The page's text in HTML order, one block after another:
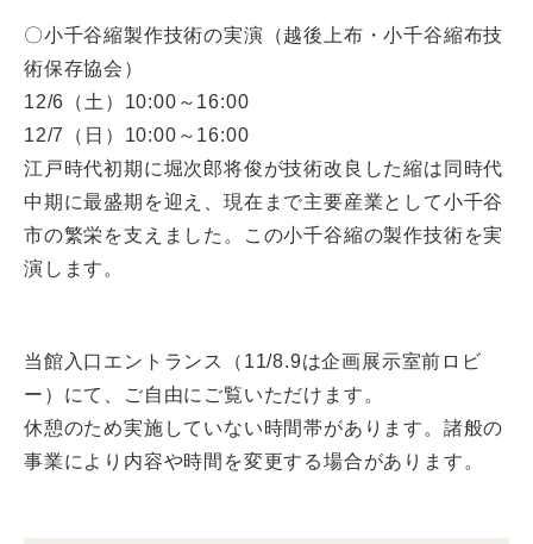
〇小千谷縮製作技術の実演（越後上布・小千谷縮布技
術保存協会）
12/6（土）10:00～16:00
12/7（日）10:00～16:00
江戸時代初期に堀次郎将俊が技術改良した縮は同時代
中期に最盛期を迎え、現在まで主要産業として小千谷
市の繁栄を支えました。この小千谷縮の製作技術を実
演します。
当館入口エントランス（11/8.9は企画展示室前ロビ
ー）にて、ご自由にご覧いただけます。
休憩のため実施していない時間帯があります。諸般の
事業により内容や時間を変更する場合があります。